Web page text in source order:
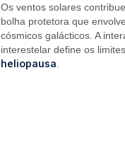
Os ventos solares
bolha protetora que
cósmicos galácticos. A
interestelar define os
heliopausa.